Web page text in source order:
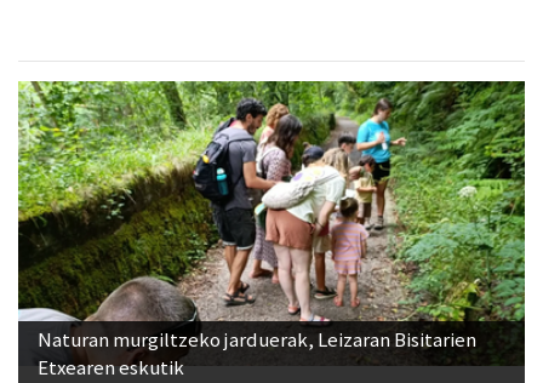
Naturan murgiltzeko jarduerak, Leizaran Bisitarien
Etxearen eskutik